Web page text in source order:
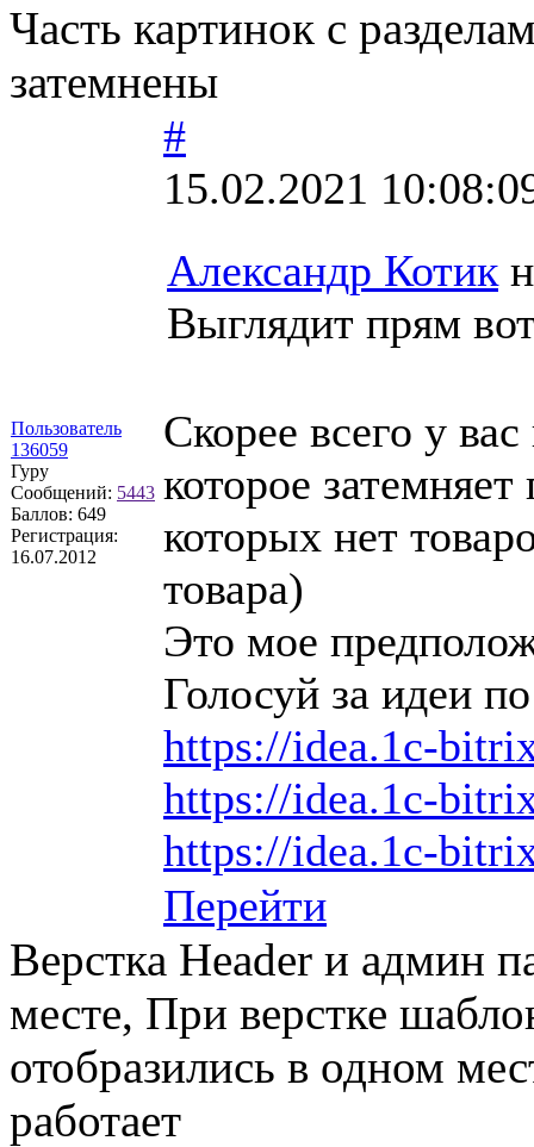
Часть картинок с
затемнены
Пользователь
136059
Гуру
Сообщений: 5443
Баллов: 649
Регистрация:
16.07.2012
#
15.02.2021
Александр Котик
Выглядит прям
Скорее всего у
которое
которых нет
товара)
Это мое
Голосуй за идеи
https://idea.1c-
https://idea.1c-
https://idea.1c-
Перейти
Верстка Header и админ
месте, При верстке
отобразились в одном
работает